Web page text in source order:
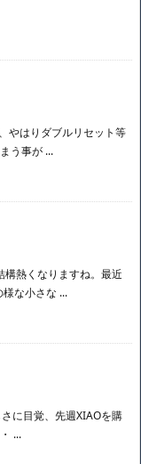
やはりダブルリセット等
う事が ...
熱くなりますね。最近
な小さな ...
に目覚、先週XIAOを購
...